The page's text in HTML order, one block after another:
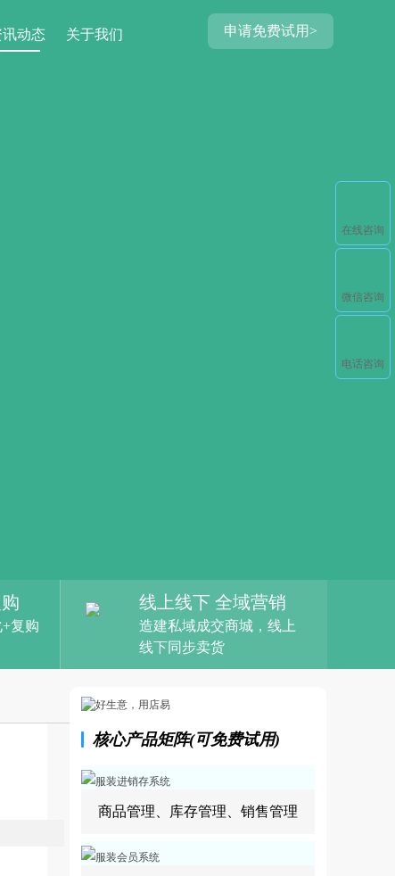
申请免费试用>
讯动态 关于我们
复购
线上线下 全域营销
造建私域成交商城，线上
线下同步卖货
核心产品矩阵(可免费试用)
商品管理、库存管理、销售管理
在线咨询
微信咨询
电话咨询